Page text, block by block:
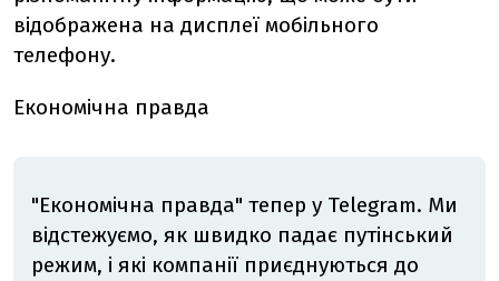
відображена на дисплеї мобільного
телефону.
Економічна правда
"Економічна правда" тепер у Telegram. Ми
відстежуємо, як швидко падає путінський
режим, і які компанії приєднуються до